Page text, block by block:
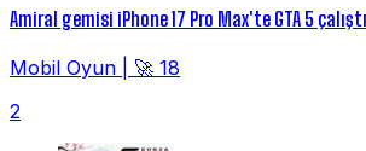
Amiral gemisi iPhone 17 Pro Max'te GTA 5
Mobil Oyun
🚀 18
2